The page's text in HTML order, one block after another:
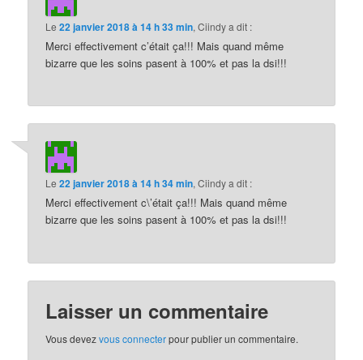
Le22 janvier 2018 à 14 h 33 min,Ciindya dit :
Merci effectivement c’était ça!!! Mais quand même
bizarre que les soins pasent à 100% et pas la dsi!!!
Le22 janvier 2018 à 14 h 34 min,Ciindya dit :
Merci effectivement c\’était ça!!! Mais quand même
bizarre que les soins pasent à 100% et pas la dsi!!!
Laisser un commentaire
Vous devezvous connecterpour publier un commentaire.